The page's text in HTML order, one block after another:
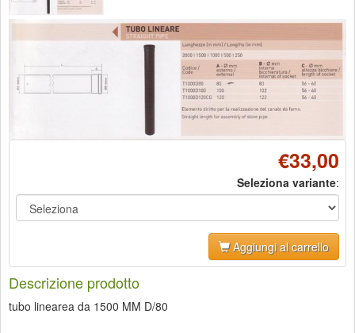
€33,00
Seleziona variante:
Aggiungi al carrello
Descrizione prodotto
tubo linearea da 1500 MM D/80